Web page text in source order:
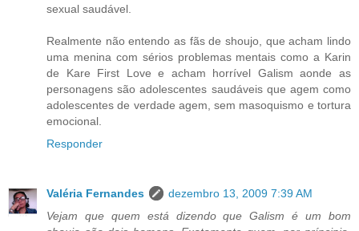
sexual saudável.
Realmente não entendo as fãs de shoujo, que acham lindo
uma menina com sérios problemas mentais como a Karin
de Kare First Love e acham horrível Galism aonde as
personagens são adolescentes saudáveis que agem como
adolescentes de verdade agem, sem masoquismo e tortura
emocional.
Responder
Valéria Fernandes
dezembro 13, 2009 7:39 AM
Vejam que quem está dizendo que Galism é um bom